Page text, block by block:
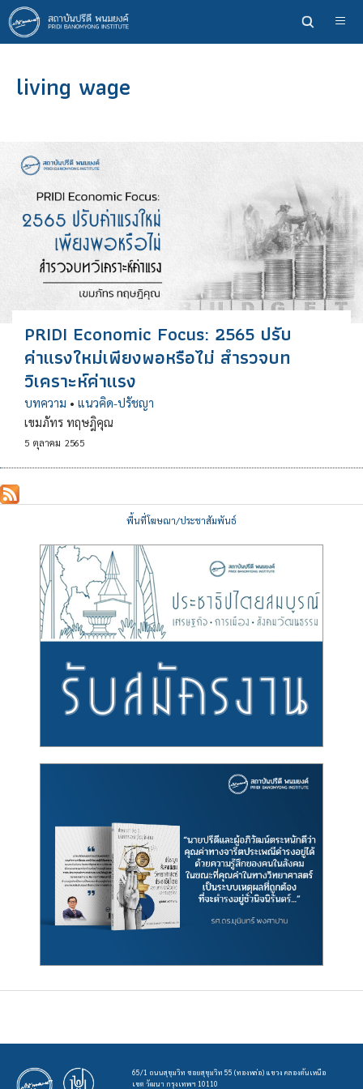
ข้าม
ไป
ยัง
living wage
PRIDI Economic Focus: 2565 ปรับ
ค่าแรงใหม่เพียงพอหรือไม่ สำรวจบท
วิเคราะห์ค่าแรง
บทความ • แนวคิด-ปรัชญา
เขมภัทร ทฤษฎิคุณ
5 ตุลาคม 2565
พื้นที่โฆษณา/ประชาสัมพันธ์
65/1 ถนนสุขุมวิท ซอยสุขุมวิท 55 (ทองหล่อ) แขวง คลองตันเหนือ
เขต วัฒนา กรุงเทพฯ 10110